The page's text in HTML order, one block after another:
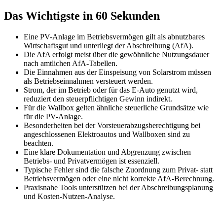
Das Wichtigste in 60 Sekunden
Eine PV-Anlage im Betriebsvermögen gilt als abnutzbares
Wirtschaftsgut und unterliegt der Abschreibung (AfA).
Die AfA erfolgt meist über die gewöhnliche Nutzungsdauer
nach amtlichen AfA-Tabellen.
Die Einnahmen aus der Einspeisung von Solarstrom müssen
als Betriebseinnahmen versteuert werden.
Strom, der im Betrieb oder für das E-Auto genutzt wird,
reduziert den steuerpflichtigen Gewinn indirekt.
Für die Wallbox gelten ähnliche steuerliche Grundsätze wie
für die PV-Anlage.
Besonderheiten bei der Vorsteuerabzugsberechtigung bei
angeschlossenen Elektroautos und Wallboxen sind zu
beachten.
Eine klare Dokumentation und Abgrenzung zwischen
Betriebs- und Privatvermögen ist essenziell.
Typische Fehler sind die falsche Zuordnung zum Privat- statt
Betriebsvermögen oder eine nicht korrekte AfA-Berechnung.
Praxisnahe Tools unterstützen bei der Abschreibungsplanung
und Kosten-Nutzen-Analyse.